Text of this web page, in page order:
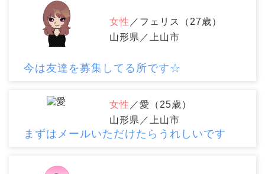
女性 ／フェリス（27歳）
山形県／上山市
今は友達を募集してる所です☆
女性 ／愛（25歳）
山形県／上山市
まずはメールいただけたらうれしいです